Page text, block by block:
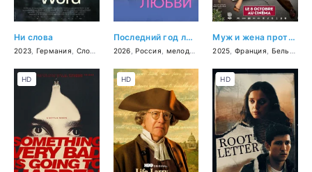
Ни слова
2023 Германия Словения ,Франция,драма
Последний год любви
2026 ,Россия мелодрама
Муж и жена против будущего
2025 Франция Бельгия
HD HD HD